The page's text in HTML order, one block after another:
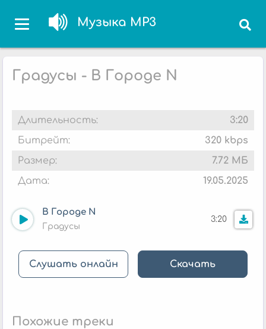
Музыка MP3
Градусы - В Городе N
Длительность:
3:20
Битрейт:
320 kbps
Размер:
7.72 МБ
Дата:
19.05.2025
В Городе N
Градусы
3:20
Слушать онлайн Скачать
Похожие треки